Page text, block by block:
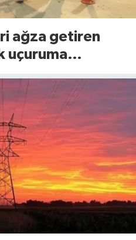
ağza getiren
uçuruma